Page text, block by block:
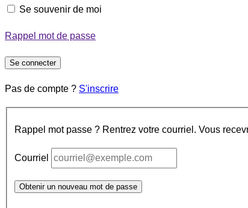
Se souvenir de moi
Rappel mot de passe
Se connecter
Pas de compte ? S'inscrire
Rappel mot passe ? Rentrez votre courriel. Vous
Courriel
Obtenir un nouveau mot de passe